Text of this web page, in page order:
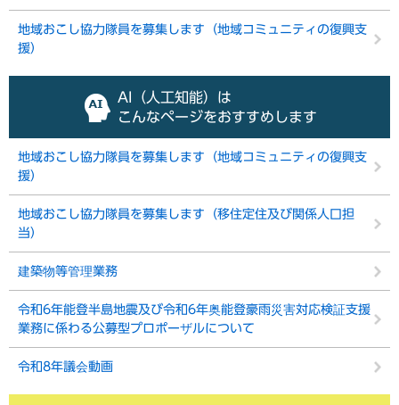
地域おこし協力隊員を募集します（地域コミュニティの復興支
援）
AI（人工知能）は
こんなページをおすすめします
地域おこし協力隊員を募集します（地域コミュニティの復興支
援）
地域おこし協力隊員を募集します（移住定住及び関係人口担
当）
建築物等管理業務
令和6年能登半島地震及び令和6年奥能登豪雨災害対応検証支援
業務に係わる公募型プロポーザルについて
令和8年議会動画